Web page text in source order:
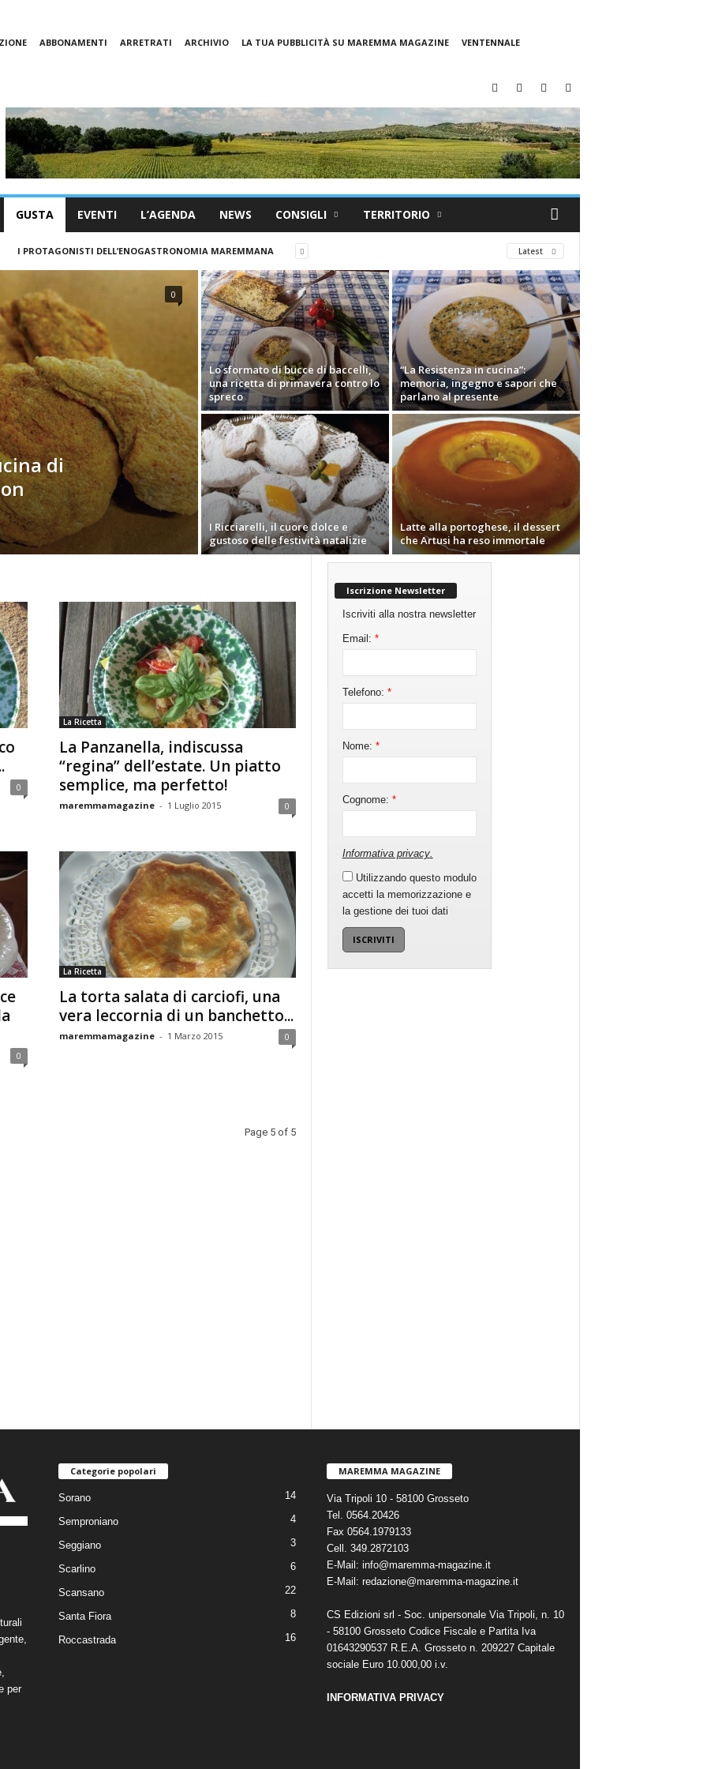
ABBONAMENTI ARRETRATI ARCHIVIO LA TUA PUBBLICITÀ SU MAREMMA MAGAZINE
VENTENNALE
GUSTA EVENTI L’AGENDA NEWS CONSIGLI TERRITORIO
I PROTAGONISTI DELL’ENOGASTRONOMIA MAREMMANA Latest
di
0
Lo sformato di bucce di baccelli,
una ricetta di primavera contro lo
spreco
“La Resistenza in cucina”:
memoria, ingegno e sapori che
parlano al presente
I Ricciarelli, il cuore dolce e
gustoso delle festività natalizie
Latte alla portoghese, il dessert
che Artusi ha reso immortale
0
La Ricetta
La Panzanella, indiscussa
“regina” dell’estate. Un piatto
semplice, ma perfetto!
maremmamagazine - 1 Luglio 2015 0
0
La Ricetta
La torta salata di carciofi, una
vera leccornia di un banchetto...
maremmamagazine - 1 Marzo 2015 0
Page 5 of 5
Iscrizione Newsletter
Iscriviti alla nostra newsletter
Email: *
Telefono: *
Nome: *
Cognome: *
Informativa privacy.
Utilizzando questo modulo
accetti la memorizzazione e
la gestione dei tuoi dati
per
Categorie popolari
Sorano 14
Semproniano 4
Seggiano 3
Scarlino 6
Scansano 22
Santa Fiora 8
Roccastrada 16
MAREMMA MAGAZINE
Via Tripoli 10 - 58100 Grosseto
Tel. 0564.20426
Fax 0564.1979133
Cell. 349.2872103
E-Mail: info@maremma-magazine.it
E-Mail: redazione@maremma-magazine.it
CS Edizioni srl - Soc. unipersonale Via Tripoli, n. 10
- 58100 Grosseto Codice Fiscale e Partita Iva
01643290537 R.E.A. Grosseto n. 209227 Capitale
sociale Euro 10.000,00 i.v.
INFORMATIVA PRIVACY